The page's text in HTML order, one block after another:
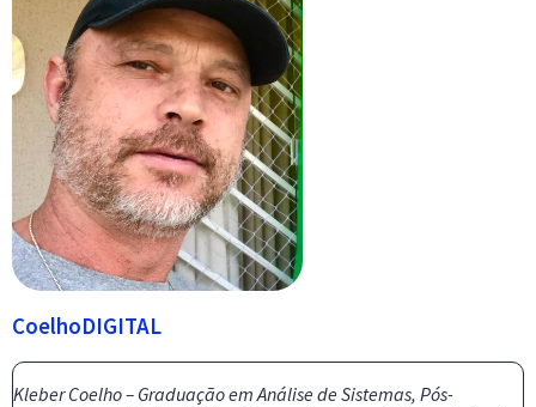
CoelhoDIGITAL
Kleber Coelho – Graduação em Análise de Sistemas, Pós-